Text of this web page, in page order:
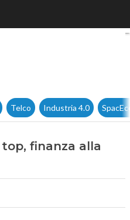
banking al top,
Telco Industria 4.0
finanza alla